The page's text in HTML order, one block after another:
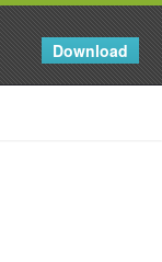
Download
Blogu